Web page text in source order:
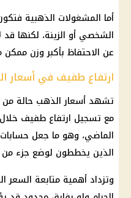
أما المشغولات الذهبية
الشخصي أو الزينة، لكنها قد
عن الاحتفاظ بأكبر وزن
ارتفاع طفيف في أسعار
تشهد أسعار الذهب حالة
مع تسجيل ارتفاع طفيف خلال
الماضي، وهو ما جعل حسابات
الذين يخططون لوضع جزء
وتزداد أهمية متابعة السعر